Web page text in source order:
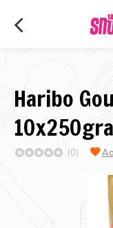
Haribo
(0)